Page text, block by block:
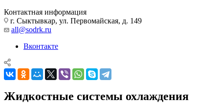
Контактная информация
г. Сыктывкар, ул. Первомайская, д. 149
all@sodrk.ru
Вконтакте
Жидкостные системы охлаждения